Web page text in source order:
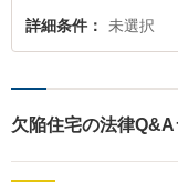
詳細条件 未選択
欠陥住宅の法律